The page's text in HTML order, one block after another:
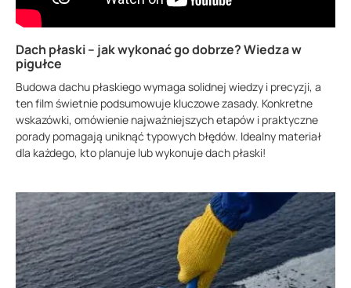
Dach płaski – jak wykonać go dobrze? Wiedza w
pigułce
Budowa dachu płaskiego wymaga solidnej wiedzy i precyzji, a
ten film świetnie podsumowuje kluczowe zasady. Konkretne
wskazówki, omówienie najważniejszych etapów i praktyczne
porady pomagają uniknąć typowych błędów. Idealny materiał
dla każdego, kto planuje lub wykonuje dach płaski!